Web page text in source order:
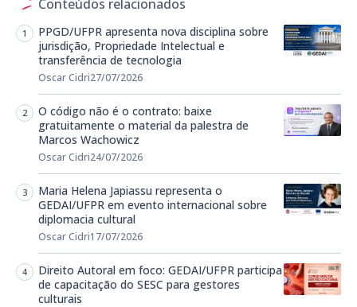
Conteúdos relacionados
PPGD/UFPR apresenta nova disciplina sobre
jurisdição, Propriedade Intelectual e
transferência de tecnologia
Oscar Cidri27/07/2026
O código não é o contrato: baixe
gratuitamente o material da palestra de
Marcos Wachowicz
Oscar Cidri24/07/2026
Maria Helena Japiassu representa o
GEDAI/UFPR em evento internacional sobre
diplomacia cultural
Oscar Cidri17/07/2026
Direito Autoral em foco: GEDAI/UFPR participa
de capacitação do SESC para gestores
culturais